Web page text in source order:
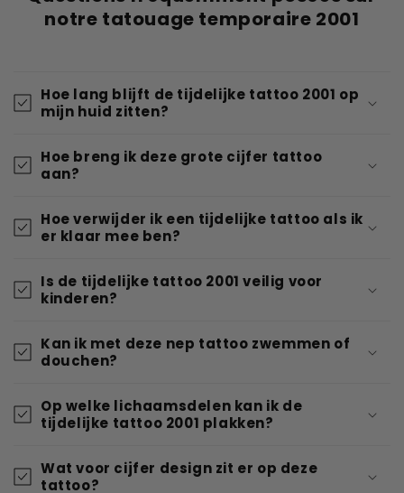
notre tatouage temporaire 2001
Hoe lang blijft de tijdelijke tattoo 2001 op
mijn huid zitten?
Hoe breng ik deze grote cijfer tattoo
aan?
Hoe verwijder ik een tijdelijke tattoo als ik
er klaar mee ben?
Is de tijdelijke tattoo 2001 veilig voor
kinderen?
Kan ik met deze nep tattoo zwemmen of
douchen?
Op welke lichaamsdelen kan ik de
tijdelijke tattoo 2001 plakken?
Wat voor cijfer design zit er op deze
tattoo?